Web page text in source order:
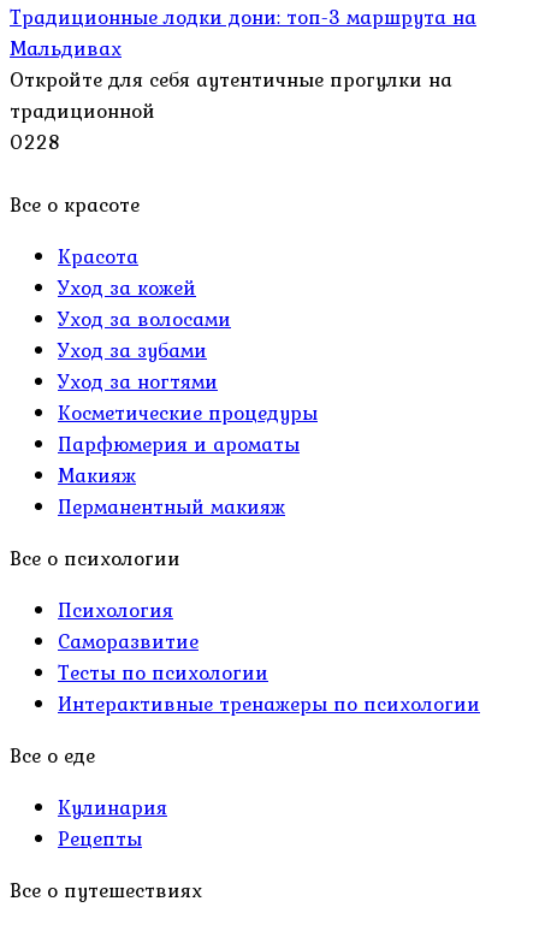
Традиционные лодки дони: топ-3 маршрута на
Мальдивах
Откройте для себя аутентичные прогулки на
традиционной
0228
Все о красоте
Красота
Уход за кожей
Уход за волосами
Уход за зубами
Уход за ногтями
Косметические процедуры
Парфюмерия и ароматы
Макияж
Перманентный макияж
Все о психологии
Психология
Саморазвитие
Тесты по психологии
Интерактивные тренажеры по психологии
Все о еде
Кулинария
Рецепты
Все о путешествиях